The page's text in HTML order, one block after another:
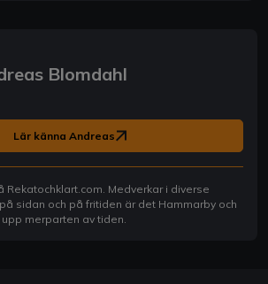
Blomdahl
Lär känna Andreas
Rekatochklart.com. Medverkar i diverse
sidan och på fritiden är det Hammarby och
merparten av tiden.